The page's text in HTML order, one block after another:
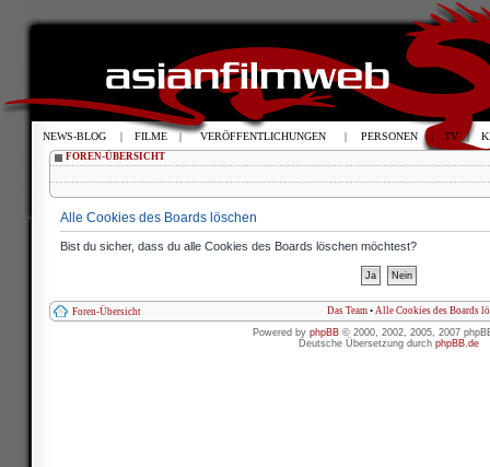
FOREN-ÜBERSICHT
Alle Cookies des Boards löschen
Bist du sicher, dass du alle Cookies des Boards löschen möchtest?
Foren-Übersicht Das Team • Alle Cookies des Boards
Powered by phpBB © 2000, 2002, 2005, 2007
Deutsche Übersetzung durch phpBB.de
NEWS-BLOG | FILME | VERÖFFENTLICHUNGEN | PERSONEN | TV |